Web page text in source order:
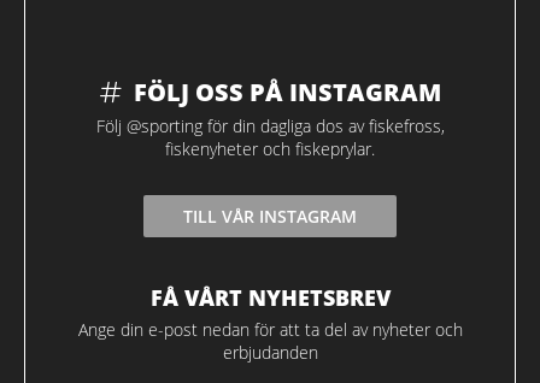
FÖLJ OSS PÅ INSTAGRAM
Följ @sporting för din dagliga dos av fiskefross,
fiskenyheter och fiskeprylar.
TILL VÅR INSTAGRAM
FÅ VÅRT NYHETSBREV
Ange din e-post nedan för att ta del av nyheter och
erbjudanden